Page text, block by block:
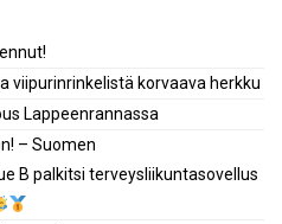
viipurinrinkelistä korvaava herkku
Lappeenrannassa
– Suomen
B palkitsi terveysliikuntasovellus